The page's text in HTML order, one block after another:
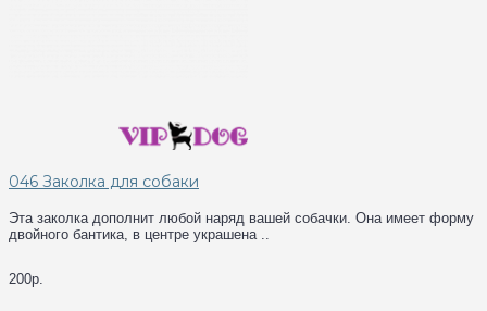
046 Заколка для собаки
Эта заколка дополнит любой наряд вашей собачки. Она имеет форму
двойного бантика, в центре украшена ..
200р.